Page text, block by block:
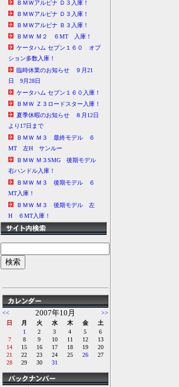
ＢＭＷアルピナ Ｄ３入庫！
ＢＭＷアルピナ Ｄ３入庫！
ＢＭＷアルピナ Ｂ３入庫！
ＢＭＷ Ｍ２ ６MT 入庫！
ケータハム セブン１６０ オプ
ション多数入庫！
臨時休業のお知らせ ９月21
日 9月28日
ケータハム セブン１６０入庫！
ＢＭＷ Ｚ３ロードスター入庫！
夏季休暇のお知らせ ８月12日
より17日まで
ＢＭＷ Ｍ３ 最終モデル ６
MT 左H サンルー
ＢＭＷ Ｍ３SMG 後期モデル
右ハンドル入庫！
ＢＭＷ Ｍ３ 後期モデル ６
MT入庫！
ＢＭＷ Ｍ３ 後期モデル 左
H ６MT入庫！
<< 2007年10月
>>
日
月 火 水 木 金
土
1
2 3 4 5
6
7
8 9 10 11 12
13
14
15 16 17 18 19
20
21
22 23 24 25 26
27
28
29 30 31